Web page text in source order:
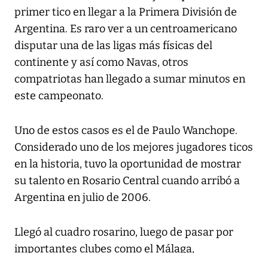
primer tico en llegar a la Primera División de
Argentina. Es raro ver a un centroamericano
disputar una de las ligas más físicas del
continente y así como Navas, otros
compatriotas han llegado a sumar minutos en
este campeonato.
Uno de estos casos es el de Paulo Wanchope.
Considerado uno de los mejores jugadores ticos
en la historia, tuvo la oportunidad de mostrar
su talento en Rosario Central cuando arribó a
Argentina en julio de 2006.
Llegó al cuadro rosarino, luego de pasar por
importantes clubes como el Málaga,